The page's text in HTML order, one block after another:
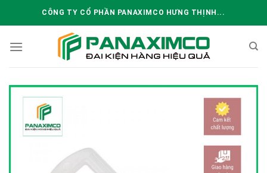
CÔNG TY CỔ PHẦN PANAXIMCO HƯNG THỊNH...